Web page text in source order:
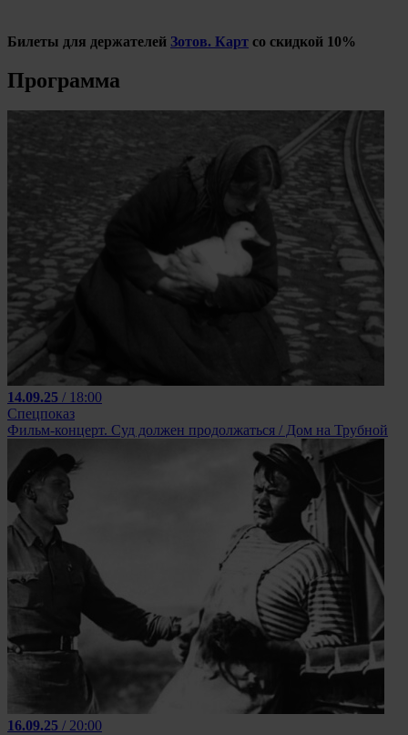
Билеты для держателей Зотов. Карт со скидкой 10%
Программа
14.09.25 / 18:00
Спецпоказ
Фильм-концерт. Суд должен продолжаться / Дом на Трубной
16.09.25 / 20:00